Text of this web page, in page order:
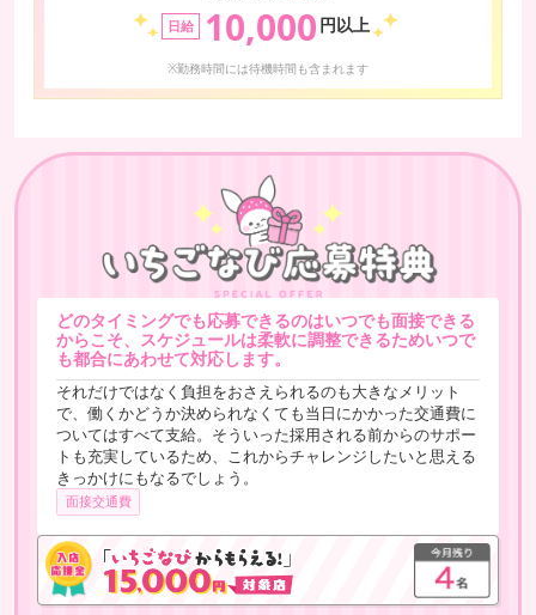
日給 10,000 円以上
※勤務時間には待機時間も含まれます
どのタイミングでも応募できるのはいつでも面接できる
からこそ、スケジュールは柔軟に調整できるためいつで
も都合にあわせて対応します。
それだけではなく負担をおさえられるのも大きなメリット
で、働くかどうか決められなくても当日にかかった交通費に
ついてはすべて支給。そういった採用される前からのサポー
トも充実しているため、これからチャレンジしたいと思える
きっかけにもなるでしょう。
面接交通費